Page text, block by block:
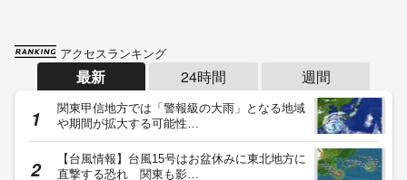
アクセスランキング
最新 24時間 週間
関東甲信地方では「警報級の大雨」となる地域
や期間が拡大する可能性…
【台風情報】台風15号はお盆休みに東北地方に
直撃する恐れ 関東も影…